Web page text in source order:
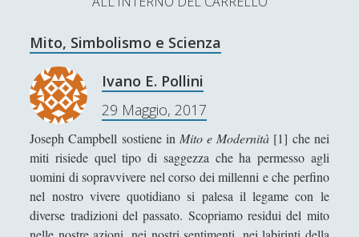
Contatti & Collabora!
La nostra storia
t
w
i
t
a
c
e
y
o
u
CERCA
S
e
r
c
h
SUPPORT US
Se apprezzi il nostro lavoro, puoi effettuare una
Mito, Simbolismo e Scienza
Ivano E. Pollini
29 Maggio, 2017
Joseph Campbell sostiene in Mito e Modernità [1] che nei
miti risiede quel tipo di saggezza che ha permesso agli
uomini di sopravvivere nel corso dei millenni e che perfino
nel nostro vivere quotidiano si palesa il legame con le
diverse tradizioni del passato. Scopriamo residui del mito